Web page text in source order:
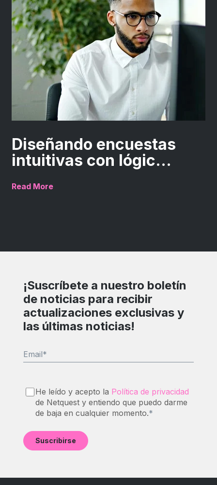
Diseñando encuestas
intuitivas con lógic...
Read More
¡Suscríbete a nuestro boletín
de noticias para recibir
actualizaciones exclusivas y
las últimas noticias!
Email*
He leído y acepto la Política de privacidad
de Netquest y entiendo que puedo darme
de baja en cualquier momento.*